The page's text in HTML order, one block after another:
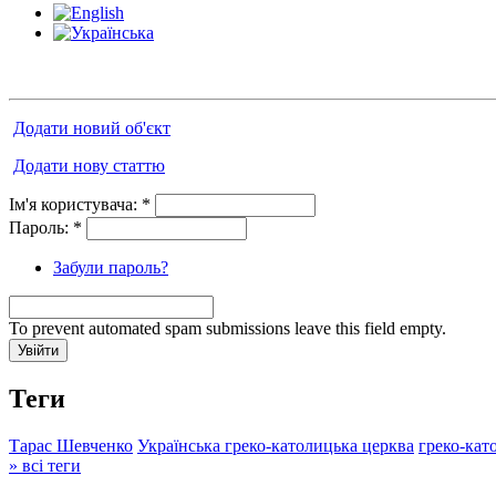
Додати новий об'єкт
Додати нову статтю
Ім'я користувача: *
Пароль: *
Забули пароль?
To prevent automated spam submissions leave this field empty.
Теги
Тарас Шевченко Українська греко-католицька церква греко-
» всі теги